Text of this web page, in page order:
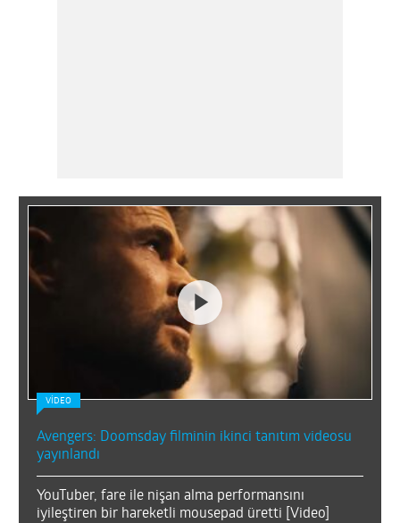
VİDEO
Avengers: Doomsday filminin ikinci tanıtım videosu
yayınlandı
YouTuber, fare ile nişan alma performansını
iyileştiren bir hareketli mousepad üretti [Video]